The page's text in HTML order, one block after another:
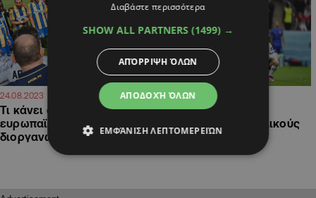
24.08.2023
Τι κάνει στα play-off των
ευρωπαϊκών
διοργανώσεων ο ΑΠΟΕΛ
11.12.2022 09:25
Η Αγγλία έχει ΕΠΤΑ
χαμένους προημιτελικούς
σε Μουντιάλ
Διαβάστε περισσότερα
SHOW ALL PARTNERS (1499) →
ΑΠΟΔΟΧΉ ΌΛΩΝ
ΑΠΌΡΡΙΨΗ ΌΛΩΝ
ΕΜΦΆΝΙΣΗ ΛΕΠΤΟΜΕΡΕΙΏΝ